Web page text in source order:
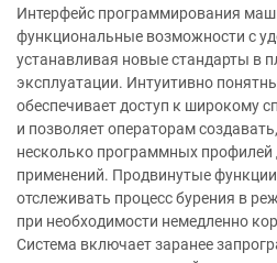
Интерфейс программирования
функциональные возможности с
устанавливая новые стандарты в
эксплуатации. Интуитивно
обеспечивает доступ к широкому
и позволяет операторам
несколько программных
применений. Продвинутые
отслеживать процесс бурения в
при необходимости немедленно
Система включает заранее